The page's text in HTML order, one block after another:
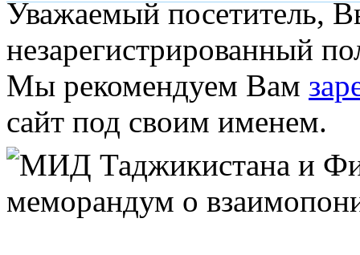
Уважаемый посетитель,
незарегистрированный
Мы рекомендуем Вам
сайт под своим именем.